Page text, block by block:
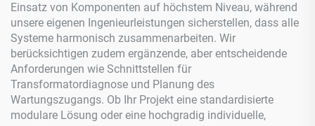
Einsatz von Komponenten auf höchstem Niveau, während
unsere eigenen Ingenieurleistungen sicherstellen, dass alle
Systeme harmonisch zusammenarbeiten. Wir
berücksichtigen zudem ergänzende, aber entscheidende
Anforderungen wie Schnittstellen für
Transformatordiagnose und Planung des
Wartungszugangs. Ob Ihr Projekt eine standardisierte
modulare Lösung oder eine hochgradig individuelle,